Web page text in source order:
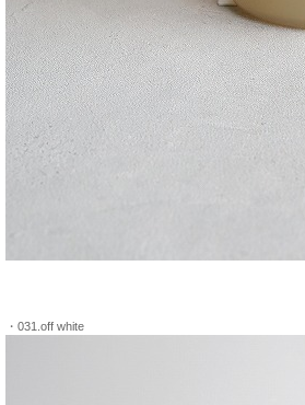
・031.off white